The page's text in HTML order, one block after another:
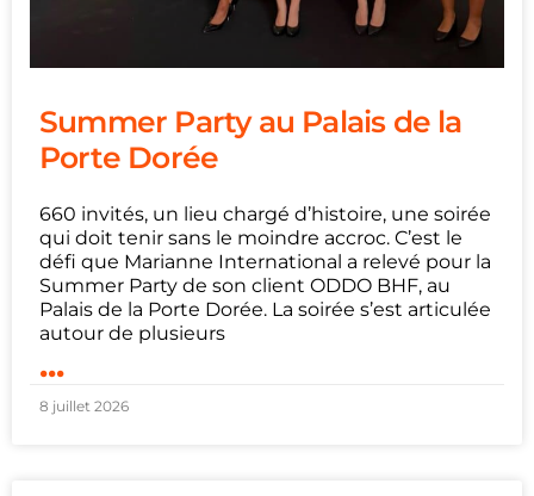
Summer Party au Palais de la
Porte Dorée
660 invités, un lieu chargé d’histoire, une soirée
qui doit tenir sans le moindre accroc. C’est le
défi que Marianne International a relevé pour la
Summer Party de son client ODDO BHF, au
Palais de la Porte Dorée. La soirée s’est articulée
autour de plusieurs
...
8 juillet 2026